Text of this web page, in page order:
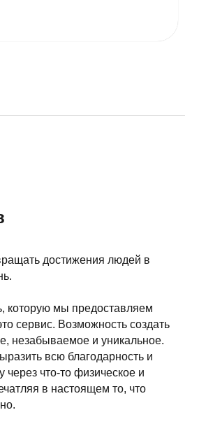
достижения людей в
которую мы предоставляем
сервис. Возможность создать
незабываемое и уникальное.
всю благодарность и
через что-то физическое и
в настоящем то, что